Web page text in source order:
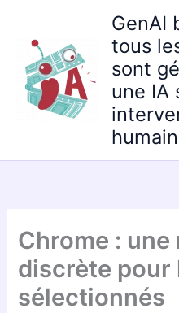
contenu
GenAI
tous
sont
une IA
Chrome : une
discrète
sélectionnés